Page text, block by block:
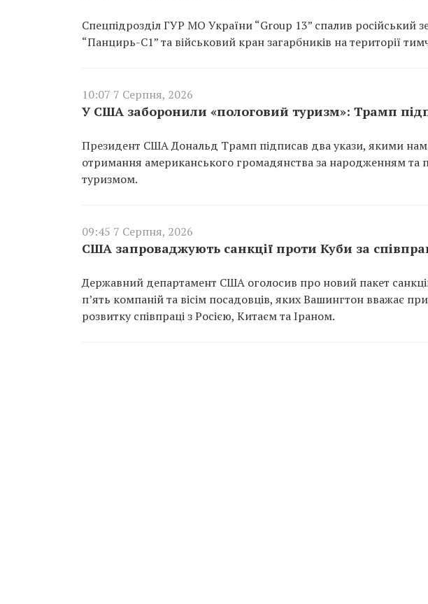
Спецпідрозділ ГУР МО України “Group 13” спалив російський
“Панцирь-С1” та військовий кран загарбників на території
10:07 7 Серпня, 2026
У США заборонили «пологовий туризм»: Трамп
Президент США Дональд Трамп підписав два укази, якими
отримання американського громадянства за народженням та
туризмом.
09:45 7 Серпня, 2026
США запроваджують санкції проти Куби за
Державний департамент США оголосив про новий пакет
п’ять компаній та вісім посадовців, яких Вашингтон вважає
розвитку співпраці з Росією, Китаєм та Іраном.